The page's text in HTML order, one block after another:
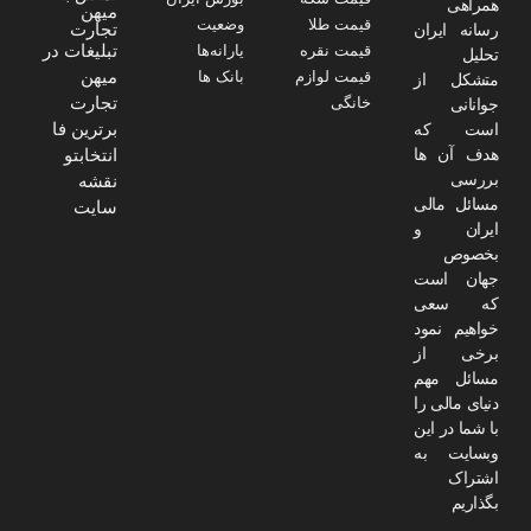
همراهی
رسانه ایران
تحلیل
متشکل از
جوانانی
است که
هدف آن ها
بررسی
مسائل مالی
ایران و
بخصوص
جهان است
که سعی
خواهیم نمود
برخی از
مسائل مهم
دنیای مالی را
با شما در این
وبسایت به
اشتراک
بگذاریم
قیمت طلا
قیمت نقره
قیمت لوازم
خانگی
وضعیت
یارانه‌ها
بانک ها
میهن
تجارت
تبلیغات در
میهن
تجارت
برترین فا
انتخابتو
نقشه
سایت